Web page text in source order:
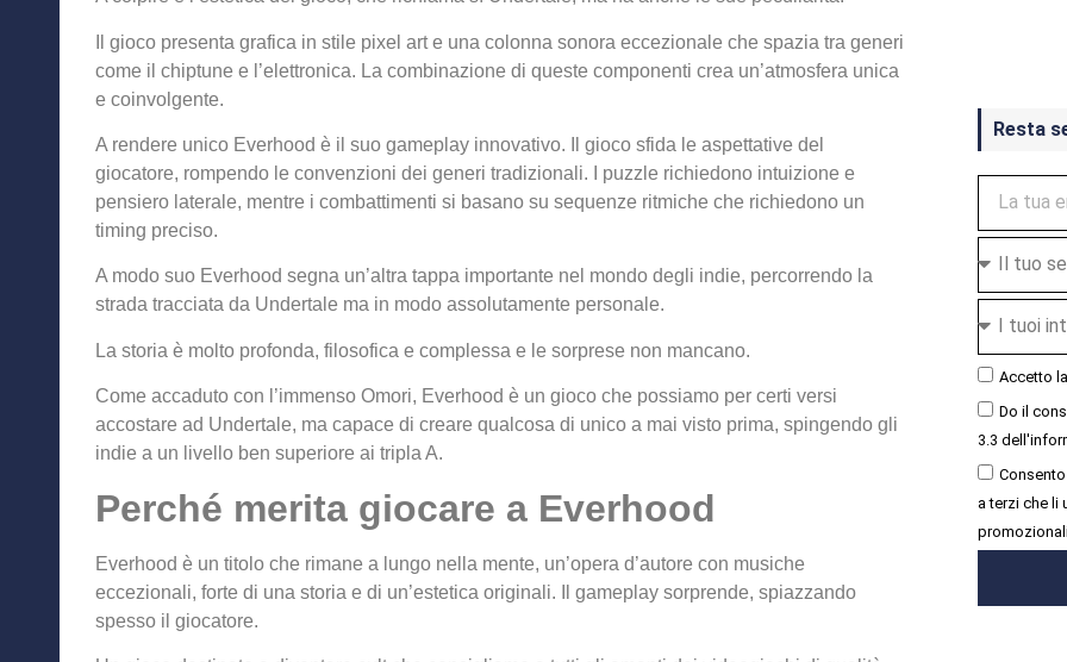
Il gioco presenta grafica in stile pixel art e una colonna sonora eccezionale che spazia tra generi
come il chiptune e l’elettronica. La combinazione di queste componenti crea un’atmosfera unica
e coinvolgente.
A rendere unico Everhood è il suo gameplay innovativo. Il gioco sfida le aspettative del
giocatore, rompendo le convenzioni dei generi tradizionali. I puzzle richiedono intuizione e
pensiero laterale, mentre i combattimenti si basano su sequenze ritmiche che richiedono un
timing preciso.
A modo suo Everhood segna un’altra tappa importante nel mondo degli indie, percorrendo la
strada tracciata da Undertale ma in modo assolutamente personale.
La storia è molto profonda, filosofica e complessa e le sorprese non mancano.
Come accaduto con l’immenso Omori, Everhood è un gioco che possiamo per certi versi
accostare ad Undertale, ma capace di creare qualcosa di unico a mai visto prima, spingendo gli
indie a un livello ben superiore ai tripla A.
Perché merita giocare a Everhood
Everhood è un titolo che rimane a lungo nella mente, un’opera d’autore con musiche
eccezionali, forte di una storia e di un’estetica originali. Il gameplay sorprende, spiazzando
spesso il giocatore.
Resta
Accetto la
Do il
3.3
a terzi che li